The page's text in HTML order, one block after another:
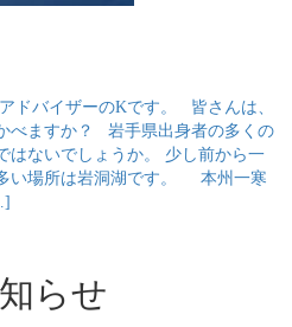
ドバイザーのKです。 皆さんは、
べますか？ 岩手県出身者の多くの
はないでしょうか。 少し前から一
い場所は岩洞湖です。 本州一寒
らせ